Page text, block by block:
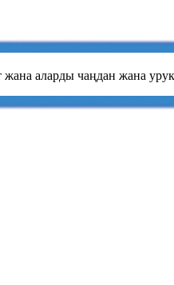
аларды чаңдан жана